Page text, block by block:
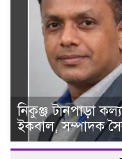
নিকুঞ্জ টানপাড়া
ইকবাল, সম্পাদক